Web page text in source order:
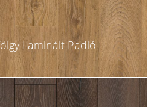
Laminált Padló